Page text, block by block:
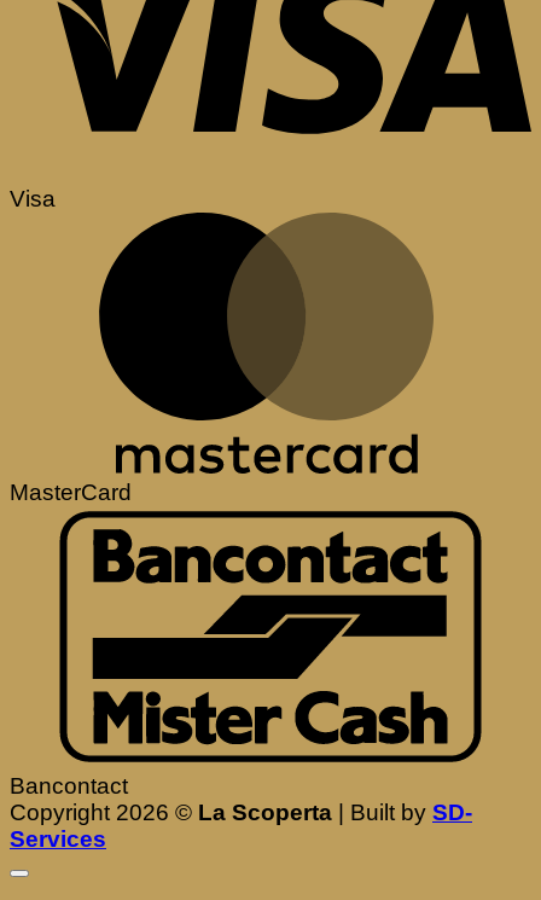
Visa
MasterCard
Bancontact
Copyright 2026 © La Scoperta | Built by SD-
Services